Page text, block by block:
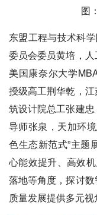
图
东盟工程与技术科
委员会委员黄培，人
美国康奈尔大学
授级高工荆华乾，
筑设计院总工张建
导师张泉，天加环
色生态新范式”主题
心能效提升、高效
落地等角度，探讨
质量发展提供多元视